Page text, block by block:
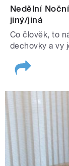
Nedělní
jiný/jiná
Co člověk, to
dechovky a vy